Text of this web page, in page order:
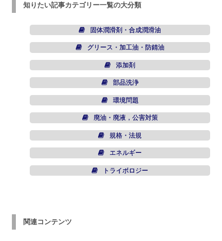
知りたい記事カテゴリー一覧の大分類
固体潤滑剤・合成潤滑油
グリース・加工油・防錆油
添加剤
部品洗浄
環境問題
廃油・廃液，公害対策
規格・法規
エネルギー
トライボロジー
関連コンテンツ